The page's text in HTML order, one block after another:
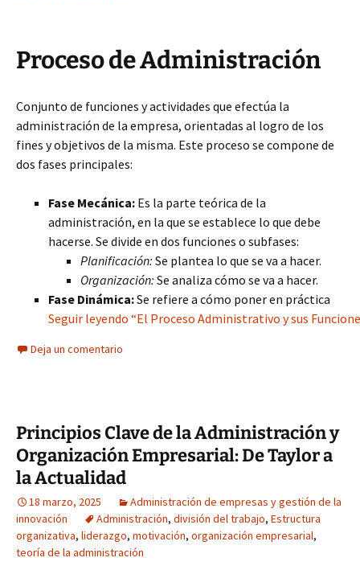
Proceso de Administración
Conjunto de funciones y actividades que efectúa la
administración de la empresa, orientadas al logro de los
fines y objetivos de la misma. Este proceso se compone de
dos fases principales:
Fase Mecánica: Es la parte teórica de la
administración, en la que se establece lo que debe
hacerse. Se divide en dos funciones o subfases:
Planificación: Se plantea lo que se va a hacer.
Organización: Se analiza cómo se va a hacer.
Fase Dinámica:Se refiere a cómo poner en práctica
Seguir leyendo “El Proceso Administrativo y sus
Deja un comentario
Principios Clave de la Administración y
Organización Empresarial: De Taylor a
la Actualidad
18 marzo, 2025
Administración de empresas y gestión de la
innovación
Administración, división del trabajo, Estructura
organizativa, liderazgo, motivación, organización empresarial,
teoría de la administración